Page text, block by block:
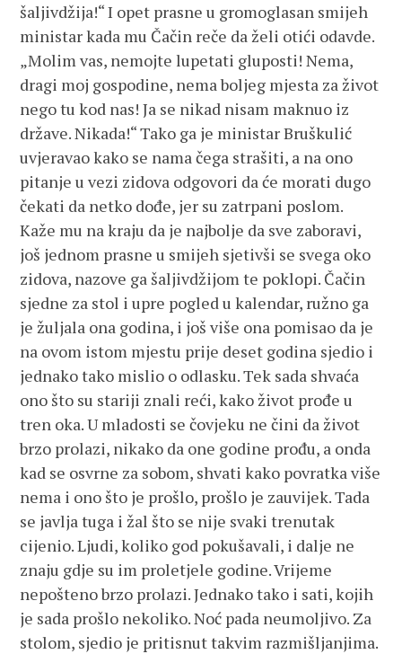
šaljivdžija!“ I opet prasne u gromoglasan smijeh
ministar kada mu Čačin reče da želi otići odavde.
„Molim vas, nemojte lupetati gluposti! Nema,
dragi moj gospodine, nema boljeg mjesta za život
nego tu kod nas! Ja se nikad nisam maknuo iz
države. Nikada!“ Tako ga je ministar Bruškulić
uvjeravao kako se nama čega strašiti, a na ono
pitanje u vezi zidova odgovori da će morati dugo
čekati da netko dođe, jer su zatrpani poslom.
Kaže mu na kraju da je najbolje da sve zaboravi,
još jednom prasne u smijeh sjetivši se svega oko
zidova, nazove ga šaljivdžijom te poklopi. Čačin
sjedne za stol i upre pogled u kalendar, ružno ga
je žuljala ona godina, i još više ona pomisao da je
na ovom istom mjestu prije deset godina sjedio i
jednako tako mislio o odlasku. Tek sada shvaća
ono što su stariji znali reći, kako život prođe u
tren oka. U mladosti se čovjeku ne čini da život
brzo prolazi, nikako da one godine prođu, a onda
kad se osvrne za sobom, shvati kako povratka više
nema i ono što je prošlo, prošlo je zauvijek. Tada
se javlja tuga i žal što se nije svaki trenutak
cijenio. Ljudi, koliko god pokušavali, i dalje ne
znaju gdje su im proletjele godine. Vrijeme
nepošteno brzo prolazi. Jednako tako i sati, kojih
je sada prošlo nekoliko. Noć pada neumoljivo. Za
stolom, sjedio je pritisnut takvim razmišljanjima.